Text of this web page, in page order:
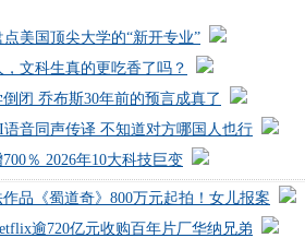
美国顶尖大学的“新开专业”
文科生真的更吃香了吗？
闭 乔布斯30年前的预言成真了
音同声传译 不知道对方哪国人也行
％ 2026年10大科技巨变
品《蜀道奇》800万元起拍！女儿报案
逾720亿元收购百年片厂华纳兄弟